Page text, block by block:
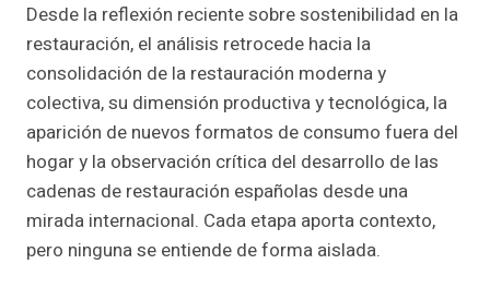
Desde la reflexión reciente sobre sostenibilidad en la
restauración, el análisis retrocede hacia la
consolidación de la restauración moderna y
colectiva, su dimensión productiva y tecnológica, la
aparición de nuevos formatos de consumo fuera del
hogar y la observación crítica del desarrollo de las
cadenas de restauración españolas desde una
mirada internacional. Cada etapa aporta contexto,
pero ninguna se entiende de forma aislada.